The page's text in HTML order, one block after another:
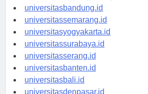
universitastanjungpinang.id
universitasbandung.id
universitassemarang.id
universitasyogyakarta.id
universitassurabaya.id
universitasserang.id
universitasbanten.id
universitasbali.id